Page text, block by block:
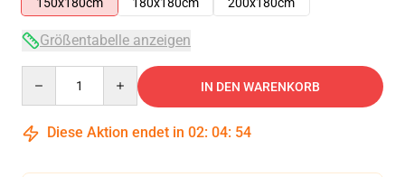
Größentabelle anzeigen
IN DEN WARENKORB
Diese Aktion endet in 02: 04: 54